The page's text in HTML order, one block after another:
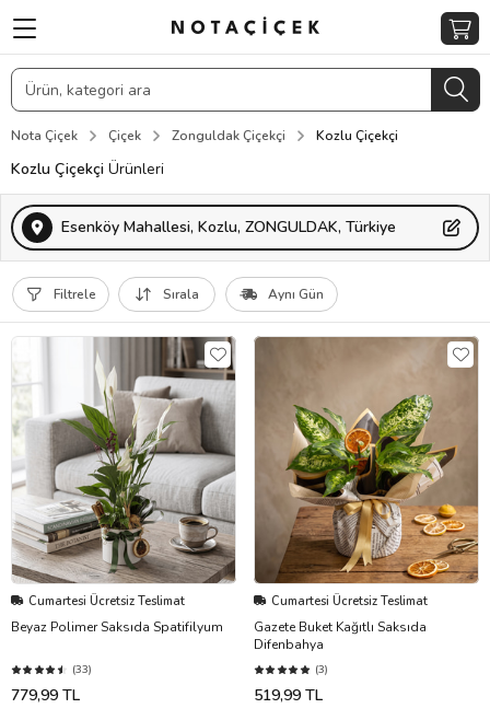
Nota Çiçek Çiçek Zonguldak Çiçekçi Kozlu Çiçekçi
Kozlu Çiçekçi Ürünleri
Esenköy Mahallesi, Kozlu, ZONGULDAK, Türkiye
Filtrele Sırala Aynı Gün
Cumartesi Ücretsiz Teslimat
Beyaz Polimer Saksıda Spatifilyum
(33)
779,99 TL
Cumartesi Ücretsiz Teslimat
Gazete Buket Kağıtlı Saksıda
Difenbahya
(3)
519,99 TL